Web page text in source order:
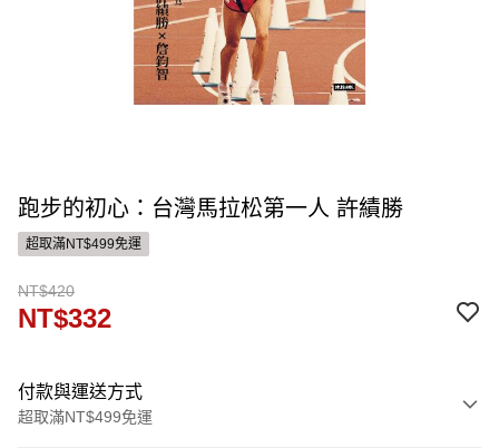
跑步的初心：台灣馬拉松第一人 許績勝
超取滿NT$499免運
NT$420
NT$332
付款與運送方式
超取滿NT$499免運